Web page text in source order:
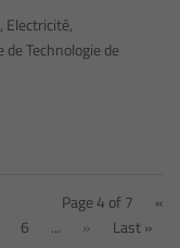
Electricité,
Technologie de
Page 4 of 7
«
6 ... » Last »